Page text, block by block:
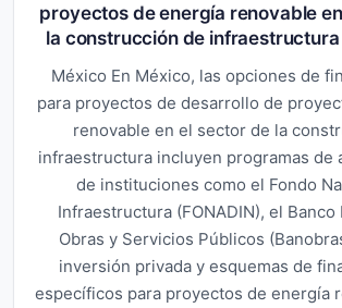
proyectos de energía renovable
la construcción de infraestructura
México En México, las opciones de
para proyectos de desarrollo de
renovable en el sector de la
infraestructura incluyen programas de
de instituciones como el Fondo
Infraestructura (FONADIN), el Banco
Obras y Servicios Públicos
inversión privada y esquemas de
específicos para proyectos de energía